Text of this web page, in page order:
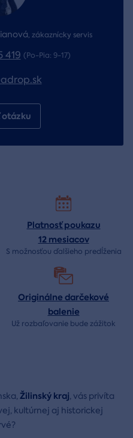
, zákaznícky servis
419 (Po-Pia: 9-17)
Platnosť poukazu
12 mesiacov
S možnosťou ďalšieho predĺženia
Originálne darčekové
balenie
Už rozbaľovanie budezážitok
Žilinský kraj, vás privíta
kultúrnej aj historickej